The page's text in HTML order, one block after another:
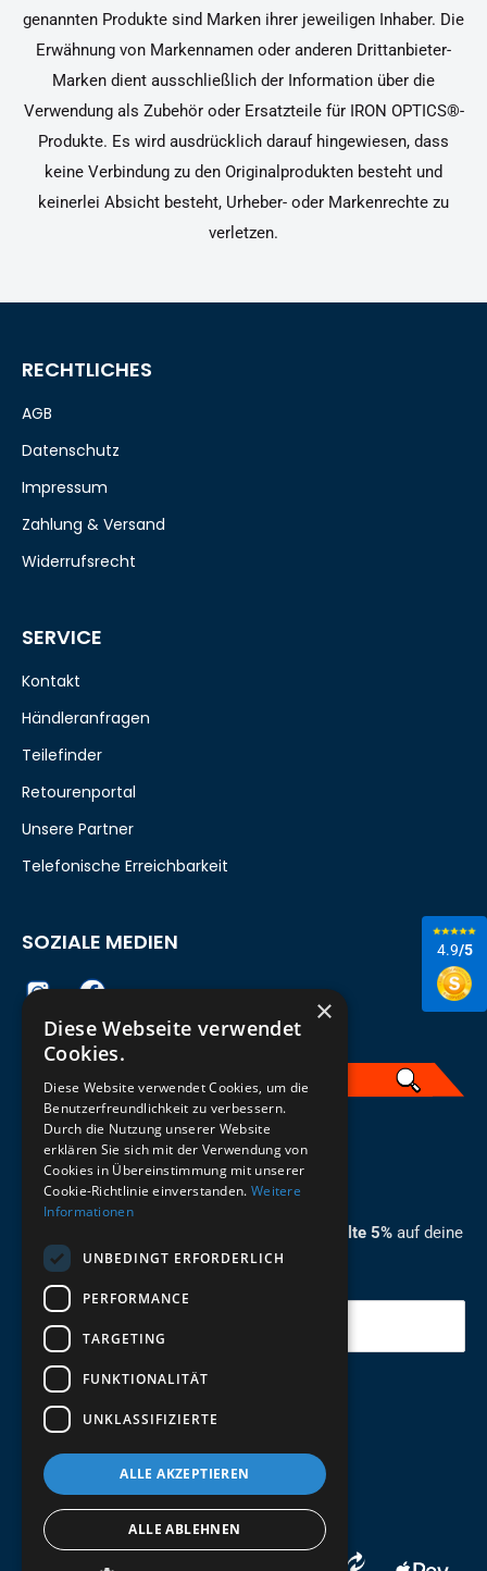
genannten Produkte sind Marken ihrer jeweiligen Inhaber. Die
Erwähnung von Markennamen oder anderen Drittanbieter-
Marken dient ausschließlich der Information über die
Verwendung als Zubehör oder Ersatzteile für IRON OPTICS®-
Produkte. Es wird ausdrücklich darauf hingewiesen, dass
keine Verbindung zu den Originalprodukten besteht und
keinerlei Absicht besteht, Urheber- oder Markenrechte zu
verletzen.
4.9/5
ZUM NEWSLETTER ANMELDEN
Melde dich jetzt zum Newsletter an und erhalte 5% auf deine
erste Bestellung.
Deine Email
Abschicken
RECHTLICHES
AGB
Datenschutz
Impressum
Zahlung & Versand
Widerrufsrecht
SERVICE
Kontakt
Händleranfragen
Teilefinder
Retourenportal
Unsere Partner
Telefonische Erreichbarkeit
SOZIALE MEDIEN
German
×
Diese Webseite verwendet
Cookies.
Diese Website verwendet Cookies, um die
Benutzerfreundlichkeit zu verbessern.
Durch die Nutzung unserer Website
erklären Sie sich mit der Verwendung von
Cookies in Übereinstimmung mit unserer
Cookie-Richtlinie einverstanden. Weitere
Informationen
UNBEDINGT ERFORDERLICH
PERFORMANCE
TARGETING
FUNKTIONALITÄT
UNKLASSIFIZIERTE
ALLE AKZEPTIEREN
ALLE ABLEHNEN